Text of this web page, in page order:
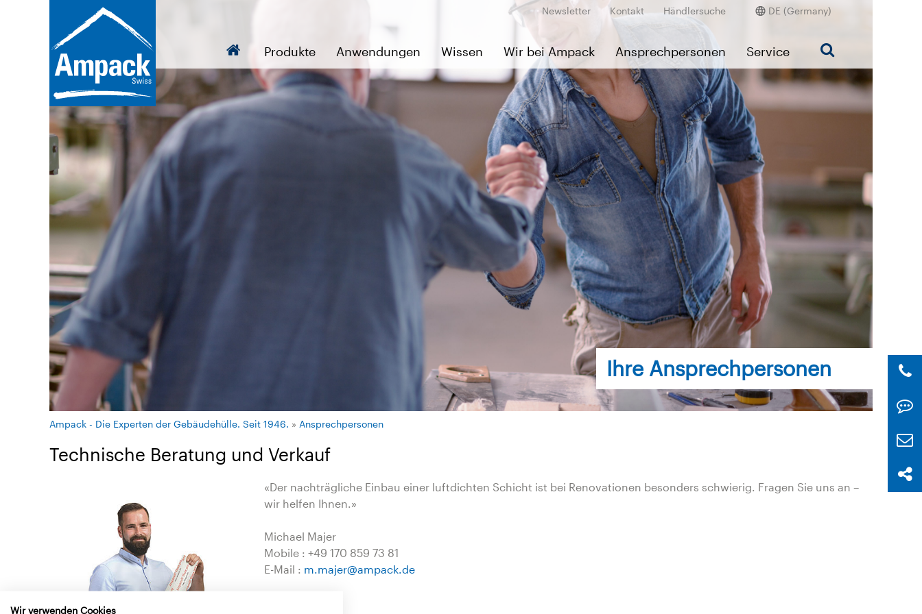
Newsletter Kontakt Händlersuche DE (Germany)
Produkte Anwendungen Wissen Wir bei Ampack Ansprechpersonen Service
Ihre Ansprechpersonen
Ampack - Die Experten der Gebäudehülle. Seit 1946. » Ansprechpersonen
Technische Beratung und Verkauf
«Der nachträgliche Einbau einer luftdichten Schicht ist bei Renovationen besonders schwierig. Fragen Sie uns an –
wir helfen Ihnen.»
Michael Majer
Mobile : +49 170 859 73 81
E-Mail : m.majer@ampack.de
Wir verwenden Cookies